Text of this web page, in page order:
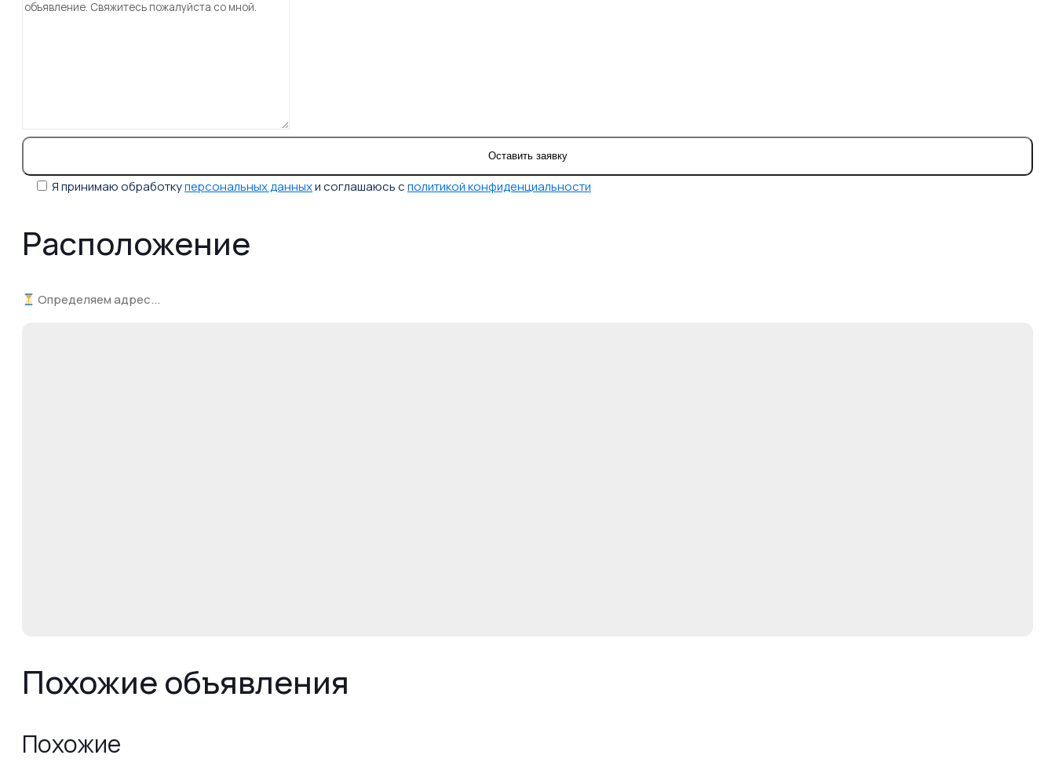
Я принимаю обработкуперсональных данныхи соглашаюсь сполитикой конфиденциальности
Расположение
Определяем адрес...
Похожие объявления
Похожие